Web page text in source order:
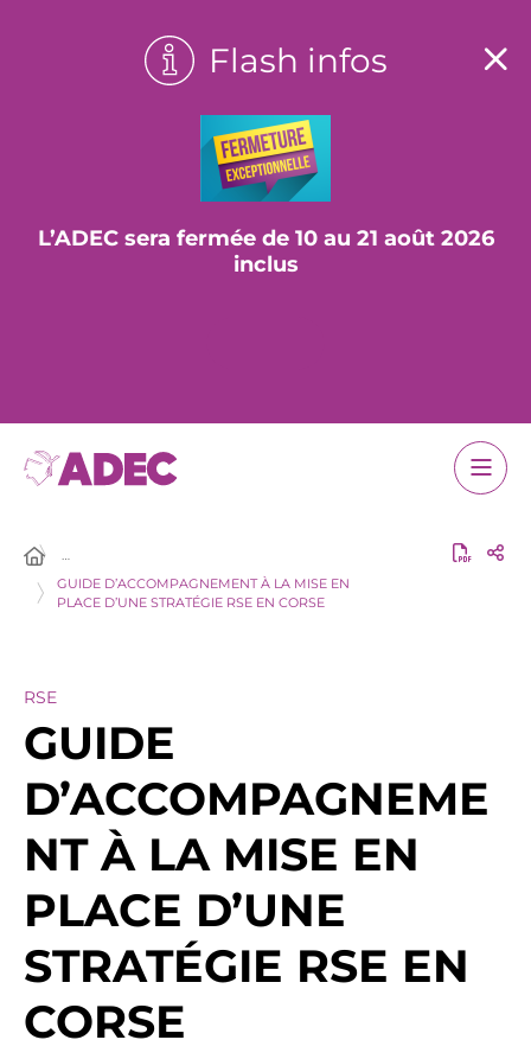
Flash infos
L’ADEC sera fermée de 10 au 21 août 2026
inclus
…
GUIDE D’ACCOMPAGNEMENT À LA MISE EN
PLACE D’UNE STRATÉGIE RSE EN CORSE
RSE
GUIDE
D’ACCOMPAGNEME
NT À LA MISE EN
PLACE D’UNE
STRATÉGIE RSE EN
CORSE